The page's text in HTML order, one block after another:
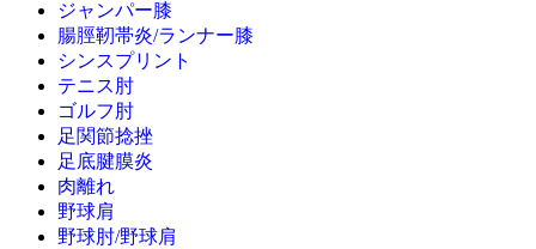
ジャンパー膝
腸脛靭帯炎/ランナー膝
シンスプリント
テニス肘
ゴルフ肘
足関節捻挫
足底腱膜炎
肉離れ
野球肩
野球肘/野球肩